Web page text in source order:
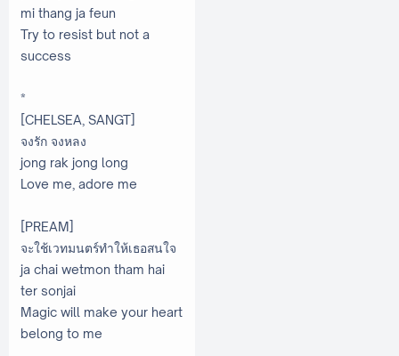
mi thang ja feun
Try to resist but not a
success
*
[CHELSEA, SANGT]
จงรัก จงหลง
jong rak jong long
Love me, adore me
[PREAM]
จะใช้เวทมนตร์ทำให้เธอสนใจ
ja chai wetmon tham hai
ter sonjai
Magic will make your heart
belong to me